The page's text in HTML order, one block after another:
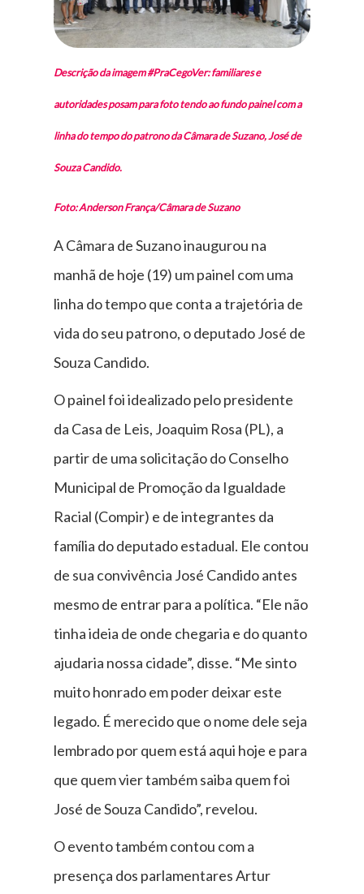
Descrição da imagem #PraCegoVer: familiares e
autoridades posam para foto tendo ao fundo painel com a
linha do tempo do patrono da Câmara de Suzano, José de
Souza Candido.
Foto: Anderson França/Câmara de Suzano
A Câmara de Suzano inaugurou na
manhã de hoje (19) um painel com uma
linha do tempo que conta a trajetória de
vida do seu patrono, o deputado José de
Souza Candido.
O painel foi idealizado pelo presidente
da Casa de Leis, Joaquim Rosa (PL), a
partir de uma solicitação do Conselho
Municipal de Promoção da Igualdade
Racial (Compir) e de integrantes da
família do deputado estadual. Ele contou
de sua convivência José Candido antes
mesmo de entrar para a política. “Ele não
tinha ideia de onde chegaria e do quanto
ajudaria nossa cidade”, disse. “Me sinto
muito honrado em poder deixar este
legado. É merecido que o nome dele seja
lembrado por quem está aqui hoje e para
que quem vier também saiba quem foi
José de Souza Candido”, revelou.
O evento também contou com a
presença dos parlamentares Artur